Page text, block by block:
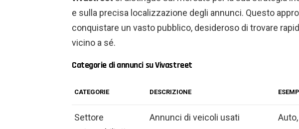
e sulla precisa localizzazione degli annunci. Questo
conquistare un vasto pubblico, desideroso di trovare
vicino a sé.
Categorie di annunci su Vivastreet
CATEGORIE DESCRIZIONE
Settore
Annunci di veicoli usati